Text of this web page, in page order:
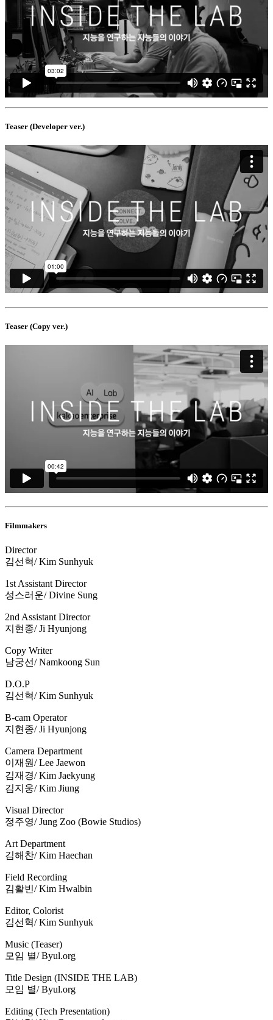
Teaser (Developer ver.)
Teaser (Copy ver.)
Filmmakers
Director
김선혁/ Kim Sunhyuk
1st Assistant Director
성스러운/ Divine Sung
2nd Assistant Director
지현종/ Ji Hyunjong
Copy Writer
남궁선/ Namkoong Sun
D.O.P
김선혁/ Kim Sunhyuk
B-cam Operator
지현종/ Ji Hyunjong
Camera Department
이재원/ Lee Jaewon
김재경/ Kim Jaekyung
김지웅/ Kim Jiung
Visual Director
정주영/ Jung Zoo (Bowie Studios)
Art Department
김해찬/ Kim Haechan
Field Recording
김활빈/ Kim Hwalbin
Editor, Colorist
김선혁/ Kim Sunhyuk
Music (Teaser)
모임 별/ Byul.org
Title Design (INSIDE THE LAB)
모임 별/ Byul.org
Editing (Tech Presentation)